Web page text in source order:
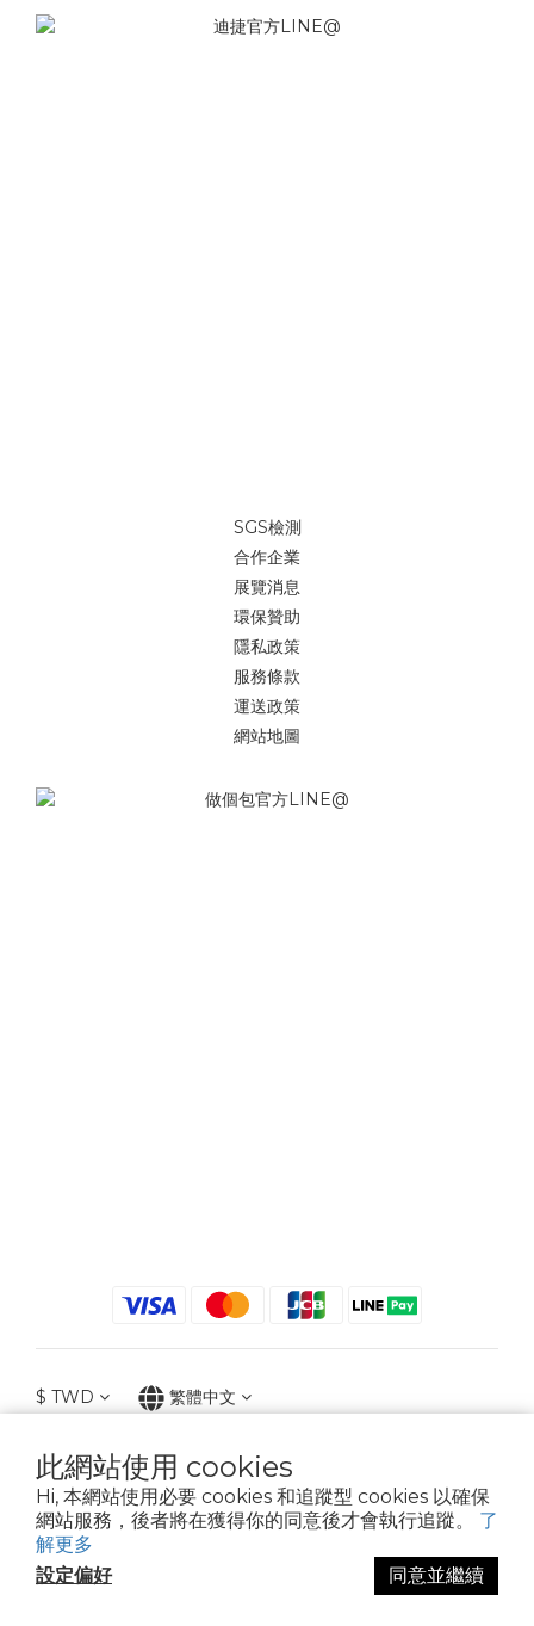
此網站使用 cookies
Hi, 本網站使用必要 cookies 和追蹤型 cookies 以確保
網站服務，後者將在獲得你的同意後才會執行追蹤。 了
解更多
設定偏好
同意並繼續
SGS檢測
合作企業
展覽消息
環保贊助
隱私政策
服務條款
運送政策
網站地圖
$ TWD 繁體中文
2021 © iGreenbag | DoaBag | Working Hrs 8:30 - 18:00｜新北市新莊區中正路
659-5號3樓 | 02-2903-8800 | 統編 : 28396448 (唯一統編無關係企業)